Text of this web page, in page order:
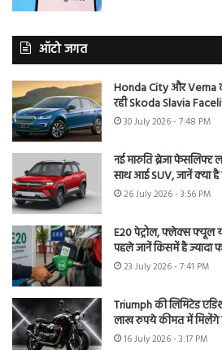
ऑटो जगत
Honda City और Verna
रही Skoda Slavia
30 July 2026 - 7:48 PM
नई मारुति ब्रेजा फेसलिफ्ट
साथ आई SUV, जानें क्या
26 July 2026 - 3:56 PM
E20 पेट्रोल, फ्लेक्स फ्यूल
पहले जानें किसमें है ज्यादा
23 July 2026 - 7:41 PM
Triumph की लिमिटेड
लाख रुपये कीमत में मिलेंगे
16 July 2026 - 3:17 PM